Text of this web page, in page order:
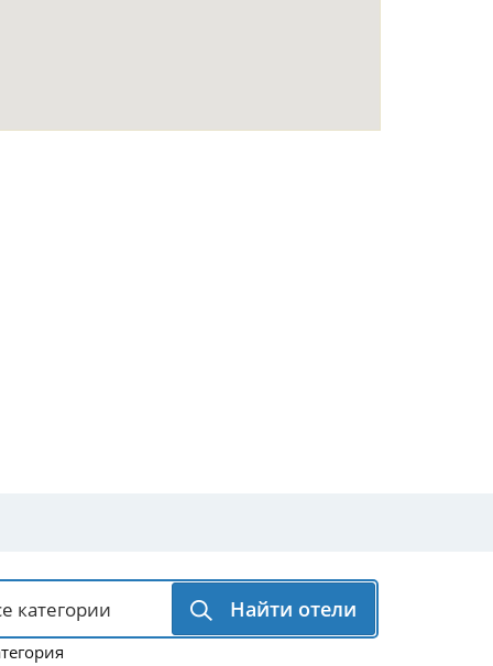
Найти отели